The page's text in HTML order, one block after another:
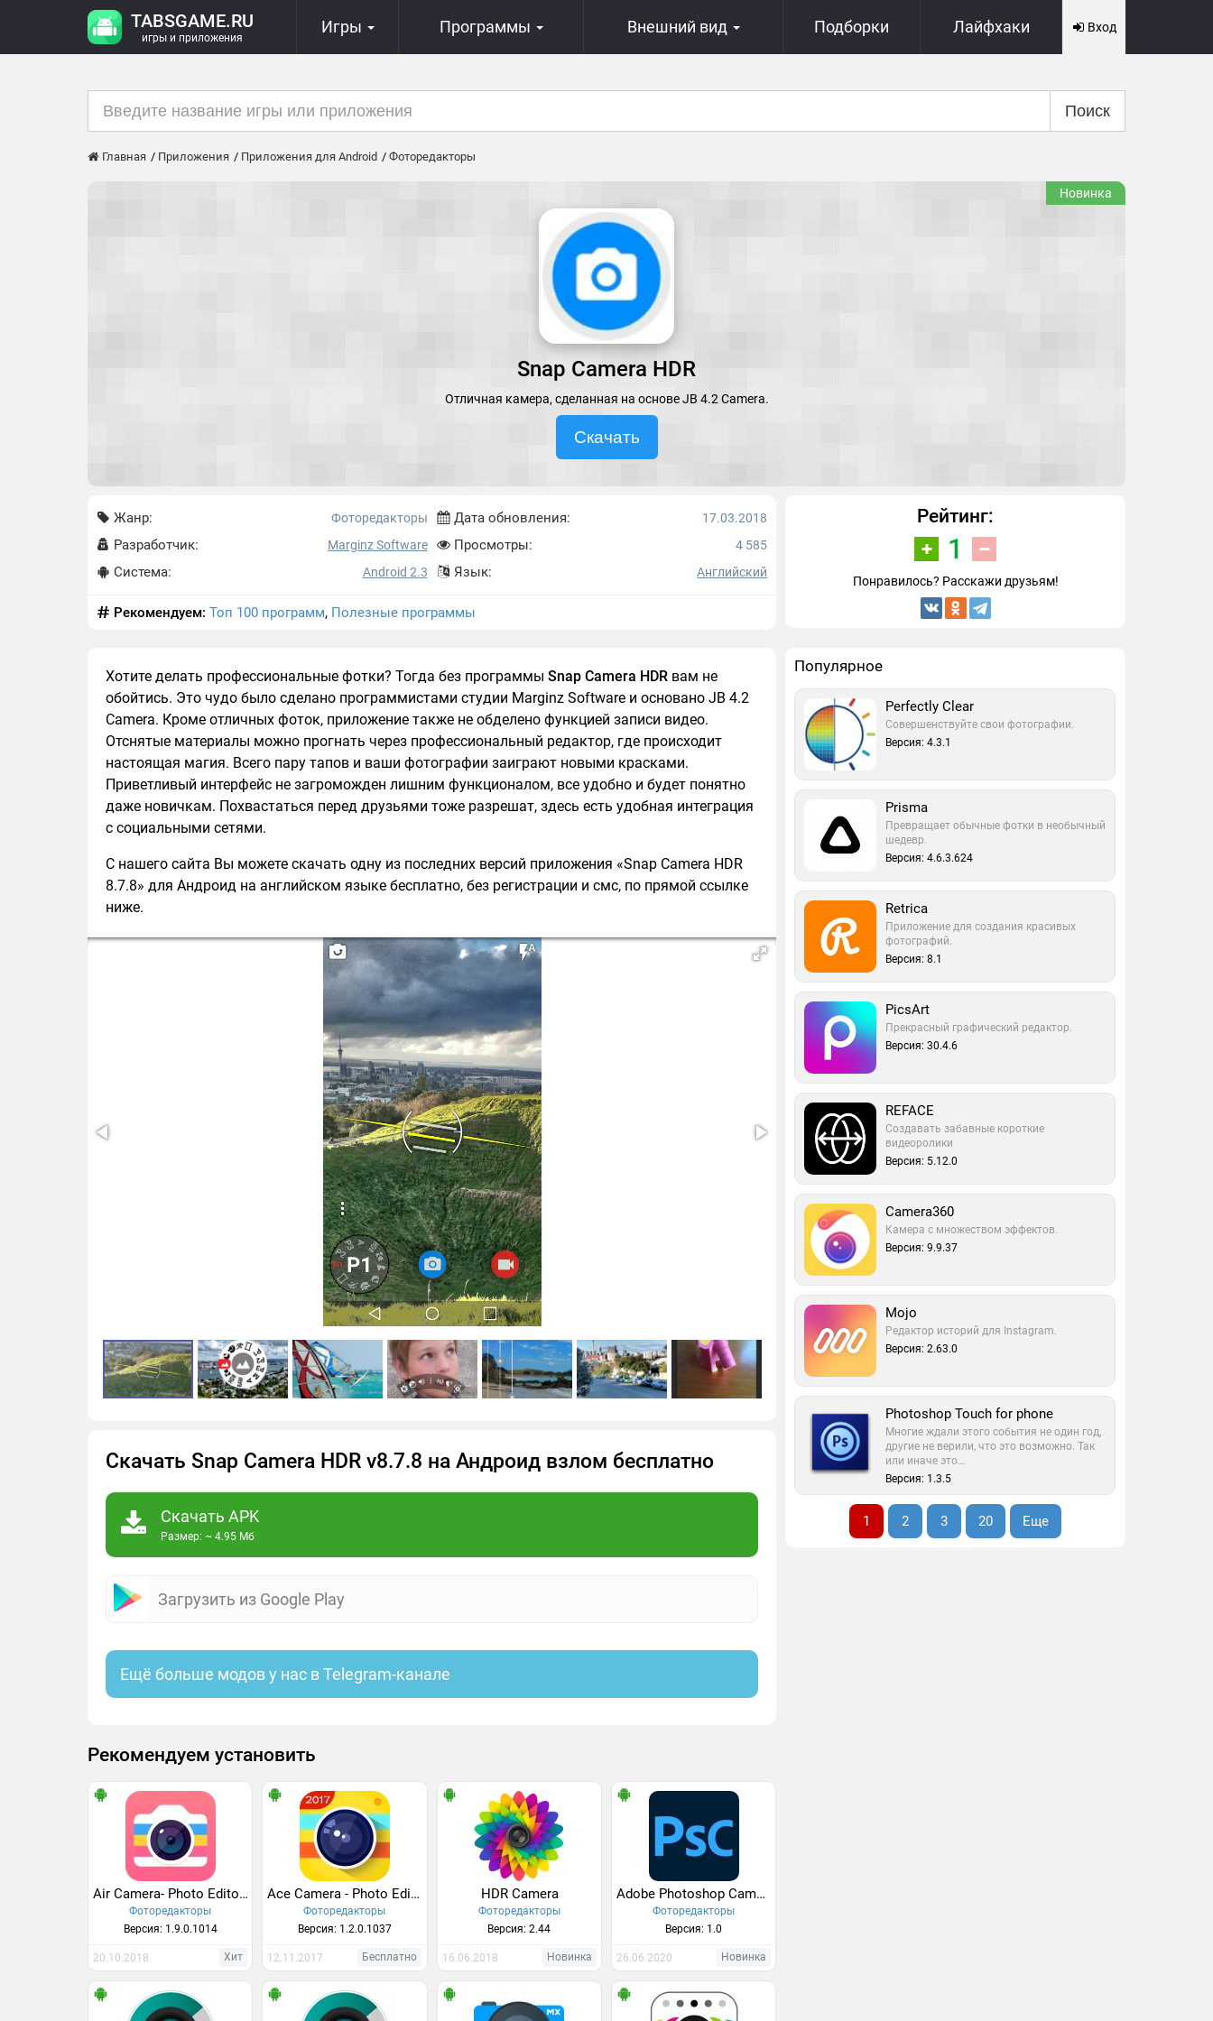
TABSGAME.RU
игры и приложения
Игры Программы Внешний вид Подборки Лайфхаки Вход
Поиск
Главная Приложения Приложения для Android Фоторедакторы
Новинка
Snap Camera HDR
Отличная камера, сделанная на основе JB 4.2 Camera.
Скачать
Жанр: Фоторедакторы
Разработчик: Marginz Software
Система: Android 2.3
Дата обновления: 17.03.2018
Просмотры: 4 585
Язык: Английский
Рекомендуем: Топ 100 программ, Полезные программы
Рейтинг:
1
Понравилось? Расскажи друзьям!
Хотите делать профессиональные фотки? Тогда без программы Snap Camera HDR вам не
обойтись. Это чудо было сделано программистами студии Marginz Software и основано JB 4.2
Camera. Кроме отличных фоток, приложение также не обделено функцией записи видео.
Отснятые материалы можно прогнать через профессиональный редактор, где происходит
настоящая магия. Всего пару тапов и ваши фотографии заиграют новыми красками.
Приветливый интерфейс не загроможден лишним функционалом, все удобно и будет понятно
даже новичкам. Похвастаться перед друзьями тоже разрешат, здесь есть удобная интеграция
с социальными сетями.
С нашего сайта Вы можете скачать одну из последних версий приложения «Snap Camera HDR
8.7.8» для Андроид на английском языке бесплатно, без регистрации и смс, по прямой ссылке
ниже.
Скачать Snap Camera HDR v8.7.8 на Андроид взлом бесплатно
Скачать APK
Размер: ~ 4.95 Мб
Загрузить из Google Play
Ещё больше модов у нас в Telegram-канале
Рекомендуем установить
Air Camera- Photo Editor, Collage, Filter
Фоторедакторы
Версия: 1.9.0.1014
20.10.2018 Хит
Ace Camera - Photo Editor, Collage Maker, Selfie
Фоторедакторы
Версия: 1.2.0.1037
12.11.2017 Бесплатно
HDR Camera
Фоторедакторы
Версия: 2.44
16.06.2018 Новинка
Adobe Photoshop Camera
Фоторедакторы
Версия: 1.0
26.06.2020 Новинка
Популярное
Perfectly Clear
Совершенствуйте свои фотографии.
Версия: 4.3.1
Prisma
Превращает обычные фотки в необычный
шедевр.
Версия: 4.6.3.624
Retrica
Приложение для создания красивых
фотографий.
Версия: 8.1
PicsArt
Прекрасный графический редактор.
Версия: 30.4.6
REFACE
Создавать забавные короткие
видеоролики
Версия: 5.12.0
Camera360
Камера с множеством эффектов.
Версия: 9.9.37
Mojo
Редактор историй для Instagram.
Версия: 2.63.0
Photoshop Touch for phone
Многие ждали этого события не один год,
другие не верили, что это возможно. Так
или иначе это…
Версия: 1.3.5
1 2 3 20 Еще